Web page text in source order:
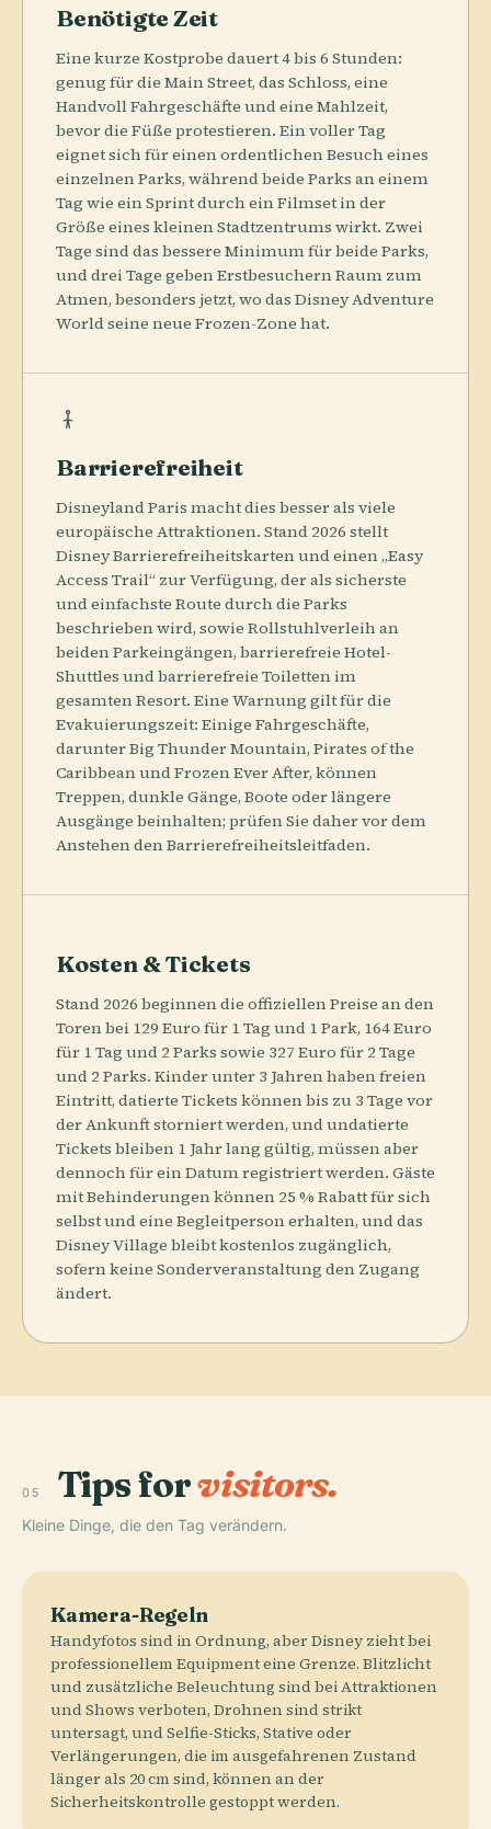
Benötigte Zeit
Eine kurze Kostprobe dauert 4 bis 6 Stunden:
genug für die Main Street, das Schloss, eine
Handvoll Fahrgeschäfte und eine Mahlzeit,
bevor die Füße protestieren. Ein voller Tag
eignet sich für einen ordentlichen Besuch eines
einzelnen Parks, während beide Parks an einem
Tag wie ein Sprint durch ein Filmset in der
Größe eines kleinen Stadtzentrums wirkt. Zwei
Tage sind das bessere Minimum für beide Parks,
und drei Tage geben Erstbesuchern Raum zum
Atmen, besonders jetzt, wo das Disney Adventure
World seine neue Frozen-Zone hat.
Barrierefreiheit
Disneyland Paris macht dies besser als viele
europäische Attraktionen. Stand 2026 stellt
Disney Barrierefreiheitskarten und einen „Easy
Access Trail“ zur Verfügung, der als sicherste
und einfachste Route durch die Parks
beschrieben wird, sowie Rollstuhlverleih an
beiden Parkeingängen, barrierefreie Hotel-
Shuttles und barrierefreie Toiletten im
gesamten Resort. Eine Warnung gilt für die
Evakuierungszeit: Einige Fahrgeschäfte,
darunter Big Thunder Mountain, Pirates of the
Caribbean und Frozen Ever After, können
Treppen, dunkle Gänge, Boote oder längere
Ausgänge beinhalten; prüfen Sie daher vor dem
Anstehen den Barrierefreiheitsleitfaden.
Kosten & Tickets
Stand 2026 beginnen die offiziellen Preise an den
Toren bei 129 Euro für 1 Tag und 1 Park, 164 Euro
für 1 Tag und 2 Parks sowie 327 Euro für 2 Tage
und 2 Parks. Kinder unter 3 Jahren haben freien
Eintritt, datierte Tickets können bis zu 3 Tage vor
der Ankunft storniert werden, und undatierte
Tickets bleiben 1 Jahr lang gültig, müssen aber
dennoch für ein Datum registriert werden. Gäste
mit Behinderungen können 25 % Rabatt für sich
selbst und eine Begleitperson erhalten, und das
Disney Village bleibt kostenlos zugänglich,
sofern keine Sonderveranstaltung den Zugang
ändert.
05 Tips forvisitors.
Kleine Dinge, die den Tag verändern.
Kamera-Regeln
Handyfotos sind in Ordnung, aber Disney zieht bei
professionellem Equipment eine Grenze. Blitzlicht
und zusätzliche Beleuchtung sind bei Attraktionen
und Shows verboten, Drohnen sind strikt
untersagt, und Selfie-Sticks, Stative oder
Verlängerungen, die im ausgefahrenen Zustand
länger als 20 cm sind, können an der
Sicherheitskontrolle gestoppt werden.